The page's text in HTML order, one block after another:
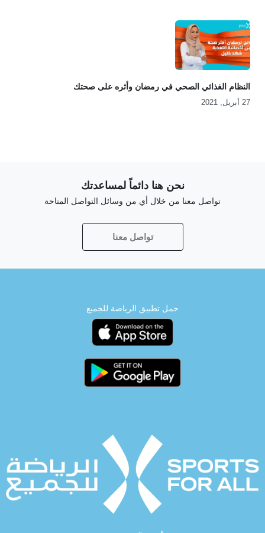
النظام الغذائي الصحي في رمضان وأثره على صحتك
27 أبريل, 2021
نحن هنا دائماً لمساعدتك
تواصل معنا من خلال أي من وسائل التواصل المتاحة
تواصل معنا
حمل تطبيق الرياضة للجميع